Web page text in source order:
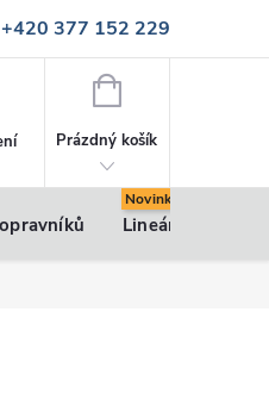
+420 377 152 229
info@vsk-profily.cz
NÁKUPNÍ
Prázdný košík
Lineární pohony